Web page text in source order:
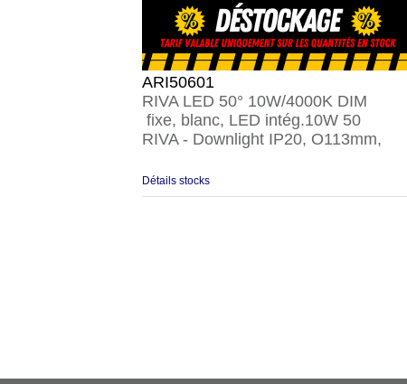
ARI50601
RIVA LED 50° 10W/4000K DIM
fixe, blanc, LED intég.10W 50
RIVA - Downlight IP20, O113mm,
Détails stocks